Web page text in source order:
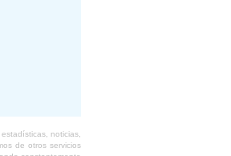
noticias,
de otros servicios